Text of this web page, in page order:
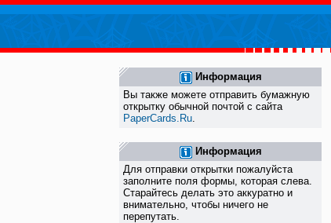
Информация
Вы также можете отправить бумажную
открытку обычной почтой с сайта
PaperCards.Ru.
Информация
Для отправки открытки пожалуйста
заполните поля формы, которая слева.
Старайтесь делать это аккуратно и
внимательно, чтобы ничего не
перепутать.